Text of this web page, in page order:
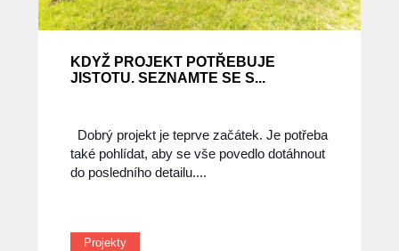
KDYŽ PROJEKT POTŘEBUJE
JISTOTU. SEZNAMTE SE S...
Dobrý projekt je teprve začátek. Je potřeba
také pohlídat, aby se vše povedlo dotáhnout
do posledního detailu....
Projekty